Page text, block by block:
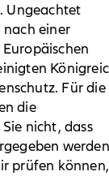
Ungeachtet
nach einer
Für die
die
nicht, dass
prüfen können,